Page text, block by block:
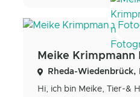
Meike Krimpmann
Rheda-
Hi, ich bin Meike, Tier-&